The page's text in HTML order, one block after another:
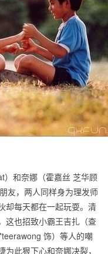
）和奈娜（霍嘉丝 芝华顾
友，两人同样身为理发师
却每天都在一起玩耍。清
这也招致小霸王吉扎（查
饰）等人的嘲
此狠下心和奈娜决裂，